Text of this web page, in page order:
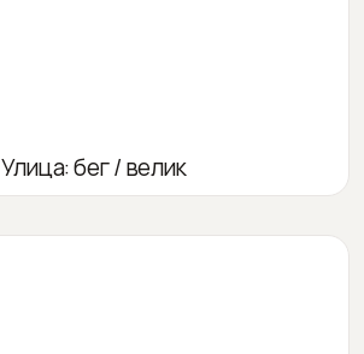
Улица: бег / велик